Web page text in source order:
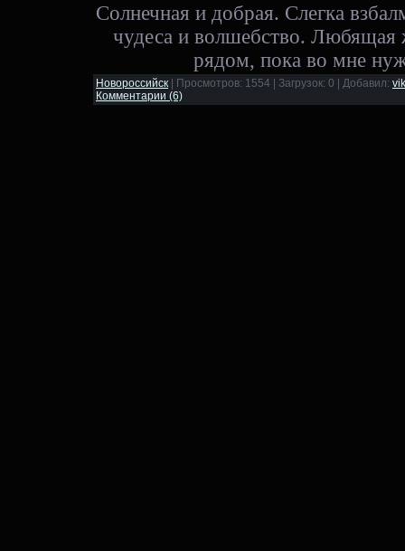
Солнечная и добрая. Слегка
чудеса и волшебство. Любящая
рядом, пока во мне
Новороссийск | Просмотров: 1554 | Загрузок: 0 | Добавил:
Комментарии (6)